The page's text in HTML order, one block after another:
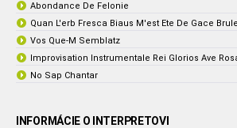
Abondance De Felonie
Quan L'erb Fresca Biaus M'est Ete De Gace Brule
Vos Que-M Semblatz
Improvisation Instrumentale Rei Glorios Ave
No Sap Chantar
INFORMÁCIE O INTERPRETOVI